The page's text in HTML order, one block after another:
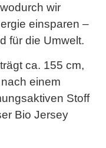
wir
einsparen –
für die Umwelt.
ca. 155 cm,
einem
Stoff
Bio Jersey